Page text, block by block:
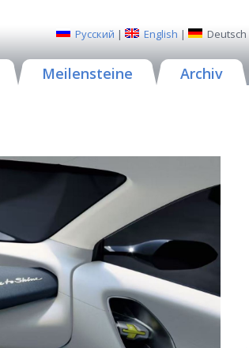
Русский | English | Deutsch
Meilensteine Archiv